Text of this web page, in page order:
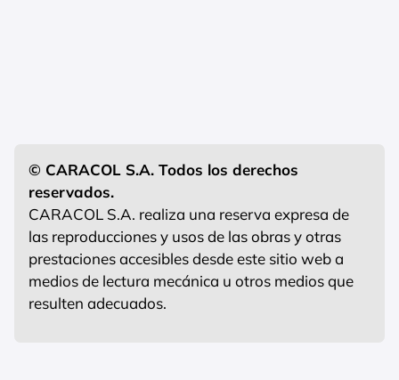
© CARACOL S.A. Todos los derechos
reservados.
CARACOL S.A. realiza una reserva expresa de
las reproducciones y usos de las obras y otras
prestaciones accesibles desde este sitio web a
medios de lectura mecánica u otros medios que
resulten adecuados.